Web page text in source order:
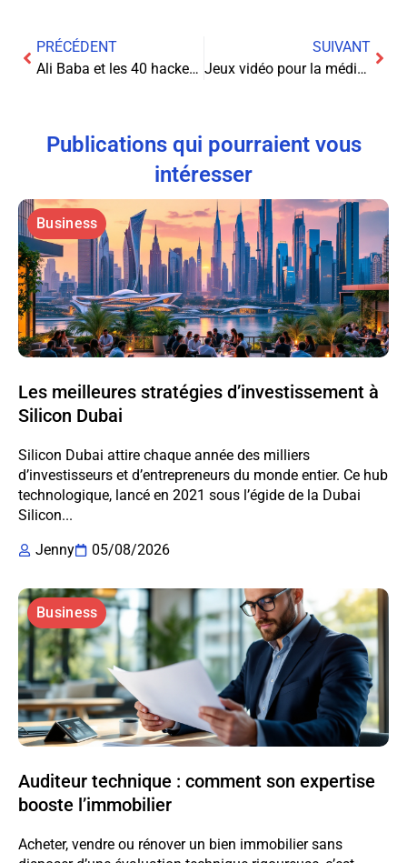
PRÉCÉDENT
Ali Baba et les 40 hackers : Quand le conte se mêle à la réalité
SUIVANT
Jeux vidéo pour la méditation profonde : détente et relaxation garanties !
Publications qui pourraient vous
intéresser
Business
Les meilleures stratégies d’investissement à
Silicon Dubai
Silicon Dubai attire chaque année des milliers
d’investisseurs et d’entrepreneurs du monde entier. Ce hub
technologique, lancé en 2021 sous l’égide de la Dubai
Silicon...
Jenny
05/08/2026
Business
Auditeur technique : comment son expertise
booste l’immobilier
Acheter, vendre ou rénover un bien immobilier sans